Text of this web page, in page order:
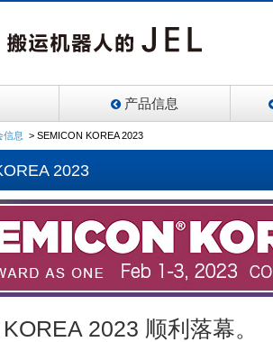
产品信息
信息 > SEMICON KOREA 2023
2023
2023 顺利落幕。